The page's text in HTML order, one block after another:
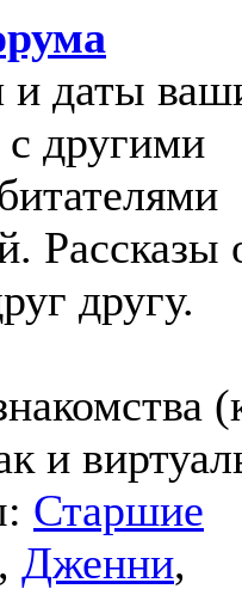
и даты
другими
Рассказы
другу.
и
Старшие
, Дженни,